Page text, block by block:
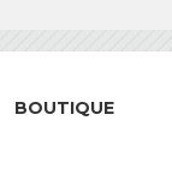
BOUTIQUE